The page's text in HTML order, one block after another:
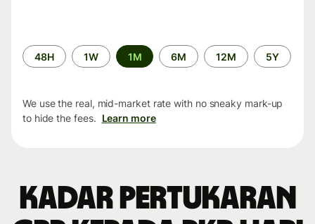
Time
period
48H 1W 1M 6M 12M 5Y
We use the real, mid-market rate with no sneaky mark-up
to hide the fees. Learn more
Kadar pertukaran